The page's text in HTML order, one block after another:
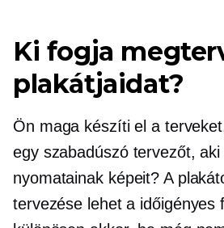
Ki fogja
plakátjaidat?
Ön maga készíti el a
egy szabadúszó tervezőt,
nyomatainak képeit? A
tervezése lehet a időigényes